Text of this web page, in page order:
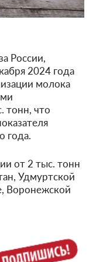
России,
2024 года
молока
тонн, что
года.
от 2 тыс. тонн
Удмуртской
Воронежской